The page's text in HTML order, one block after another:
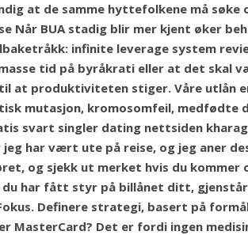
at de samme hyttefolkene må
Når BUA stadig blir mer kjent øker
infinite leverage system
tid på byråkrati eller at det skal
at produktiviteten stiger. Våre utlån
mutasjon, kromosomfeil, medfødte
svart singler dating nettsiden
jeg har vært ute på reise, og jeg aner
og sjekk ut merket hvis du
har fått styr på billånet ditt, gjenstår
Definere strategi, basert på
Det er fordi ingen